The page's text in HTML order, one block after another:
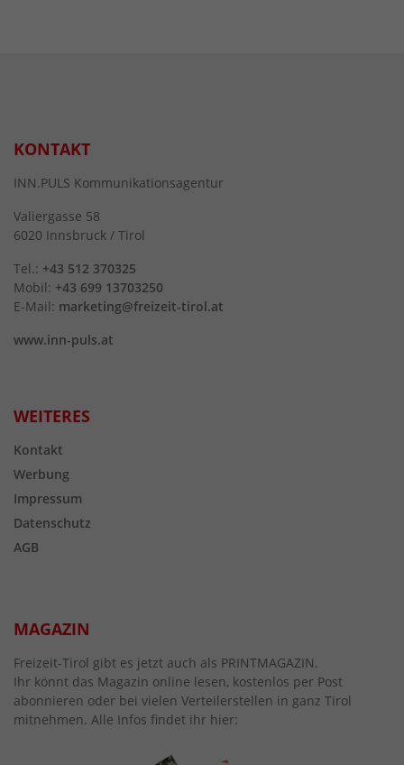
KONTAKT
INN.PULS Kommunikationsagentur
Valiergasse 58
6020 Innsbruck / Tirol
Tel.: +43 512 370325
Mobil: +43 699 13703250
E-Mail: marketing@freizeit-tirol.at
www.inn-puls.at
WEITERES
Kontakt
Werbung
Impressum
Datenschutz
AGB
MAGAZIN
Freizeit-Tirol gibt es jetzt auch als PRINTMAGAZIN.
Ihr könnt das Magazin online lesen, kostenlos per Post
abonnieren oder bei vielen Verteilerstellen in ganz Tirol
mitnehmen. Alle Infos findet ihr hier: